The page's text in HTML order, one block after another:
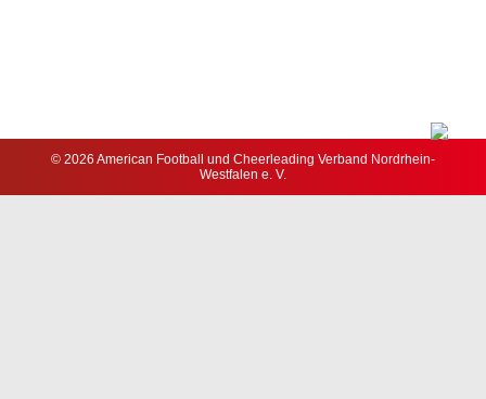
© 2026 American Football und Cheerleading Verband Nordrhein-
Westfalen e. V.